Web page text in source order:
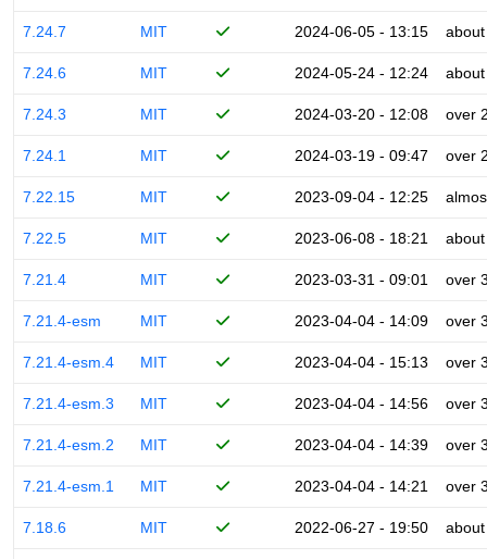
7.24.7 MIT 2024-06-05 - 13:15
7.24.6 MIT 2024-05-24 - 12:24
7.24.3 MIT 2024-03-20 - 12:08 over
7.24.1 MIT 2024-03-19 - 09:47 over
7.22.15 MIT 2023-09-04 - 12:25
7.22.5 MIT 2023-06-08 - 18:21
7.21.4 MIT 2023-03-31 - 09:01 over
7.21.4-esm MIT 2023-04-04 - 14:09 over
7.21.4-esm.4 MIT 2023-04-04 - 15:13 over
7.21.4-esm.3 MIT 2023-04-04 - 14:56 over
7.21.4-esm.2 MIT 2023-04-04 - 14:39 over
7.21.4-esm.1 MIT 2023-04-04 - 14:21 over
7.18.6 MIT 2022-06-27 - 19:50